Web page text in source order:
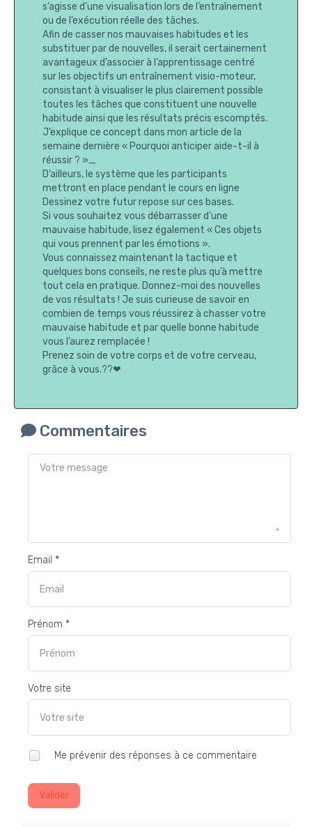
s’agisse d’une visualisation lors de l’entraînement
ou de l’exécution réelle des tâches.
Afin de casser nos mauvaises habitudes et les
substituer par de nouvelles, il serait certainement
avantageux d’associer à l’apprentissage centré
sur les objectifs un entraînement visio-moteur,
consistant à visualiser le plus clairement possible
toutes les tâches que constituent une nouvelle
habitude ainsi que les résultats précis escomptés.
J’explique ce concept dans mon article de la
semaine dernière « Pourquoi anticiper aide-t-il à
réussir ? »_
D’ailleurs, le système que les participants
mettront en place pendant le cours en ligne
Dessinez votre futur repose sur ces bases.
Si vous souhaitez vous débarrasser d’une
mauvaise habitude, lisez également « Ces objets
qui vous prennent par les émotions ».
Vous connaissez maintenant la tactique et
quelques bons conseils, ne reste plus qu’à mettre
tout cela en pratique. Donnez-moi des nouvelles
de vos résultats ! Je suis curieuse de savoir en
combien de temps vous réussirez à chasser votre
mauvaise habitude et par quelle bonne habitude
vous l’aurez remplacée !
Prenez soin de votre corps et de votre cerveau,
grâce à vous.??❤
Commentaires
Email *
Prénom *
Votre site
Me prévenir des réponses à ce commentaire
Valider